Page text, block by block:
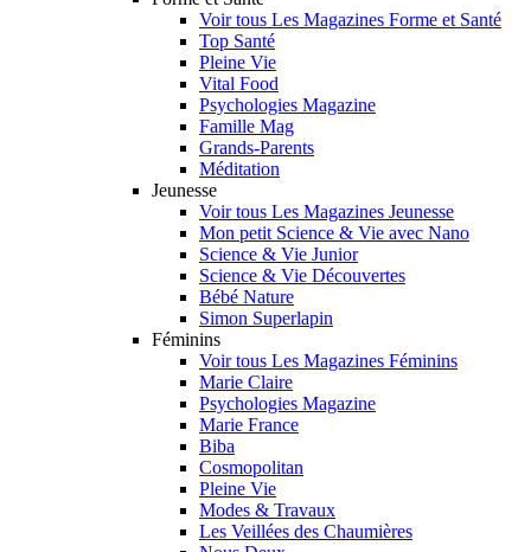
Voir tous Les Magazines Forme et Santé
Top Santé
Pleine Vie
Vital Food
Psychologies Magazine
Famille Mag
Grands-Parents
Méditation
Jeunesse
Voir tous Les Magazines Jeunesse
Mon petit Science & Vie avec Nano
Science & Vie Junior
Science & Vie Découvertes
Bébé Nature
Simon Superlapin
Féminins
Voir tous Les Magazines Féminins
Marie Claire
Psychologies Magazine
Marie France
Biba
Cosmopolitan
Pleine Vie
Modes & Travaux
Les Veillées des Chaumières